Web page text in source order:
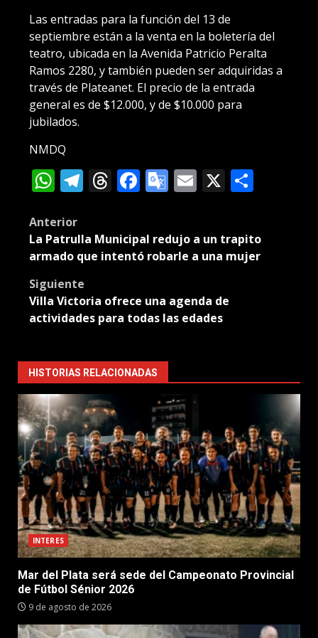
Las entradas para la función del 13 de
septiembre están a la venta en la boletería del
teatro, ubicada en la Avenida Patricio Peralta
Ramos 2280, y también pueden ser adquiridas a
través de Plateanet. El precio de la entrada
general es de $12.000, y de $10.000 para
jubilados.
NMDQ
WhatsApp
Telegram
Threads
Facebook
Google
Email
X
Post
navigation
Anterior
La Patrulla Municipal redujo a un trapito
armado que intentó robarle a una mujer
Siguiente
Villa Victoria ofrece una agenda de
actividades para todas las edades
HISTORIAS RELACIONADAS
INTERES
Mar del Plata será sede del Campeonato Provincial
de Fútbol Sénior 2026
9 de agosto de 2026